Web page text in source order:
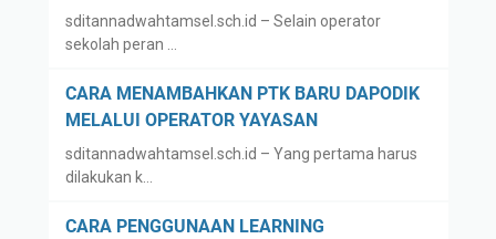
R
O
R
Y
A
A
K
N
O
P
A
sditannadwahtamsel.sch.id – Selain operator
sekolah peran …
CARA MENAMBAHKAN PTK BARU DAPODIK
MELALUI OPERATOR YAYASAN
sditannadwahtamsel.sch.id – Yang pertama harus
dilakukan k…
CARA PENGGUNAAN LEARNING